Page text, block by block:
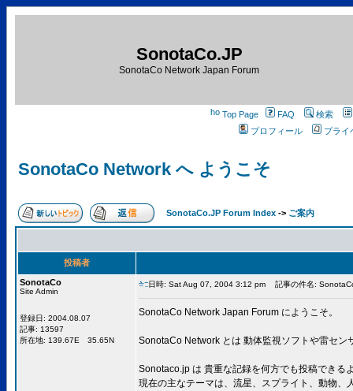
SonotaCo.JP
SonotaCo Network Japan Forum
Top Page FAQ
検索
プロフィール
プライ
SonotaCo Network へ ようこそ
SonotaCo.JP Forum Index -> ご案内
投稿者
SonotaCo
Site Admin
登録日: 2004.08.07
記事: 13597
所在地: 139.67E 35.65N
日時: Sat Aug 07, 2004 3:12 pm 記事の件名:
SonotaCo Network Japan Forum にようこそ。
SonotaCo Network とは 動体監視ソフトや雷セ
Sonotaco.jp は 貴重な記録を何方でも投稿できる
現在の主なテーマは、流星、スプライト、動物